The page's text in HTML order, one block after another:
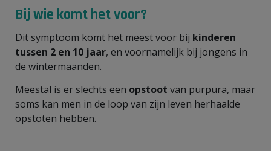
Bij wie komt het voor?
Dit symptoom komt het meest voor bij kinderen
tussen 2 en 10 jaar, en voornamelijk bij jongens in
de wintermaanden.
Meestal is er slechts een opstoot van purpura, maar
soms kan men in de loop van zijn leven herhaalde
opstoten hebben.